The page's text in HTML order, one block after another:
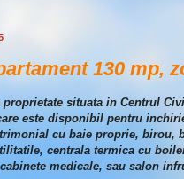
130 mp,
situata in Centrul
este disponibil pentru
cu baie proprie, birou,
centrala termica cu
medicale, sau salon